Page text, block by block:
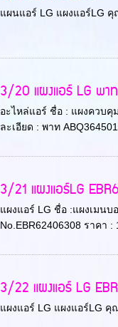
แผนแอร์ LG แผงแอร์LG คุ
3/20 แผงแอร์ LG พา
อะไหล่แอร์ ชื่อ : แผงควบคุ
ละเอียด : พาท
3/21 แผงแอร์LG
แผงแอร์ LG ชื่อ :แผงเมนบ
No.EBR62406308 ราคา :
3/22 แผงแอร์ LG
แผงแอร์ LG แผงแอร์LG คุ